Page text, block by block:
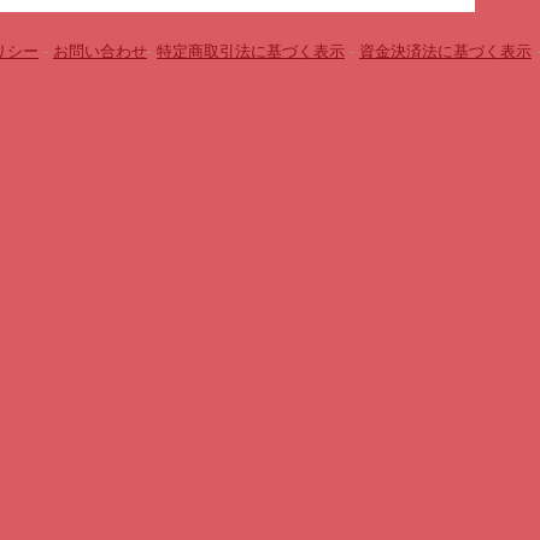
シー - お問い合わせ- 特定商取引法に基づく表示 - 資金決済法に基づく表示 -